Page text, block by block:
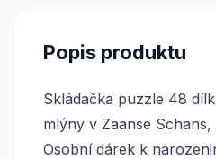
Popis produktu
Skládačka puzzle 48
mlýny v Zaanse Schans,
Osobní dárek k